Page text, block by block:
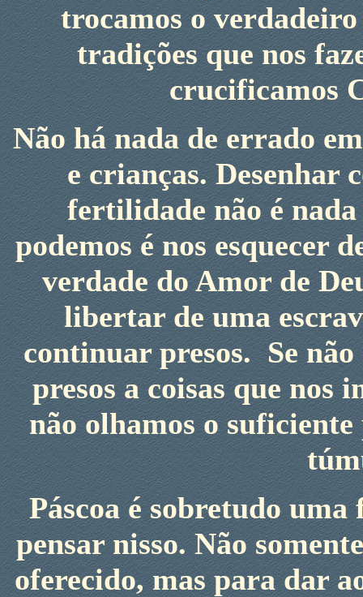
trocamos o
tradições que nos
crucificamos
Não há nada de errado
e crianças. Desenhar
fertilidade não é
podemos é nos esquecer
verdade do Amor de
libertar de uma
continuar presos. Se não
presos a coisas que nos
não olhamos o
Páscoa é sobretudo uma
pensar nisso. Não
oferecido, mas para dar